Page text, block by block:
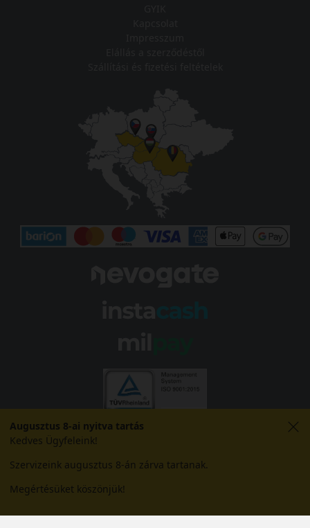
Augusztus 8-ai nyitva tartás
Kedves Ügyfeleink!
Szervizeink augusztus 8-án zárva tartanak.
Megértésüket köszönjük!